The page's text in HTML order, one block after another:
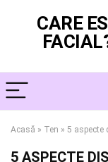
CARE
Acasă » Ten » 5 aspecte
5 ASPECTE